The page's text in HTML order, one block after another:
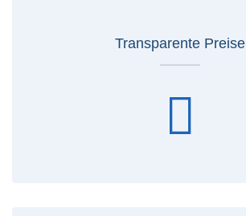
Transparente Preise